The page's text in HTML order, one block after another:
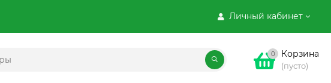
Личный кабинет
0 Корзина
(пусто)